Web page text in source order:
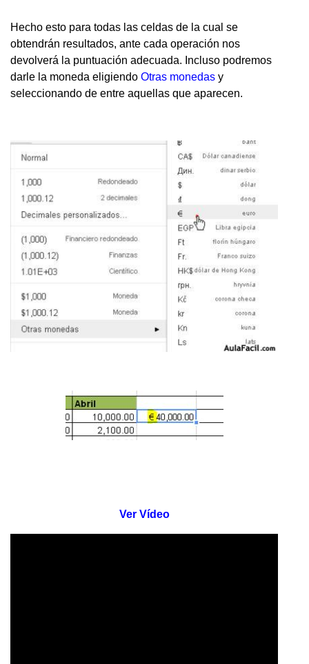
Hecho esto para todas las celdas de la cual se
obtendrán resultados, ante cada operación nos
devolverá la puntuación adecuada. Incluso podremos
darle la moneda eligiendo Otras monedas y
seleccionando de entre aquellas que aparecen.
Ver Vídeo